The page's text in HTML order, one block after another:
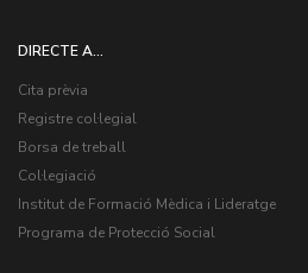
DIRECTE A...
Cita prèvia
Registre col·legial
Borsa de treball
Col·legiació
Institut de Formació Mèdica i Lideratge
Programa de Protecció Social